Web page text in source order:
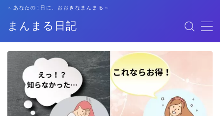
まんまる日記
～あなたの1日に、おおきなまんまる～
格安SIM
暮らし